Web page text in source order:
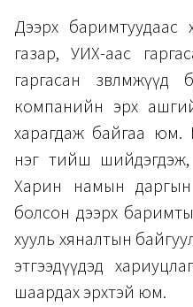
Дээрх баримтуудаас
газар, УИХ-аас
гаргасан
компанийн эрх
харагдаж байгаа
нэг тийш
Харин намын даргын
болсон дээрх
хууль хяналтын
этгээдүүдэд
шаардах эрхтэй юм.